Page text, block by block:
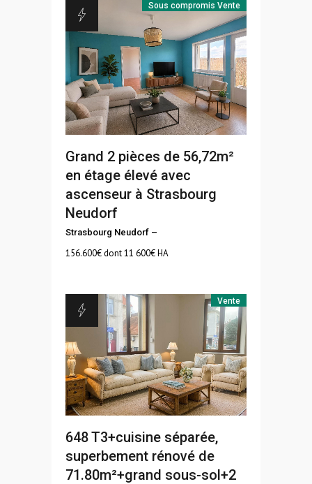
Sous compromis Vente
Grand 2 pièces de 56,72m²
en étage élevé avec
ascenseur à Strasbourg
Neudorf
Strasbourg Neudorf –
156.600€ dont 11 600€ HA
Vente
648T3+cuisine séparée,
superbement rénové de
71.80m²+grand sous-sol+2